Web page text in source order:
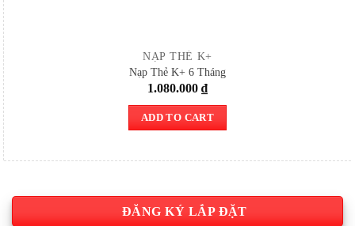
NẠP THẺ K+
Nạp Thẻ K+ 6 Tháng
1.080.000 ₫
ADD TO CART
ĐĂNG KÝ LẮP ĐẶT